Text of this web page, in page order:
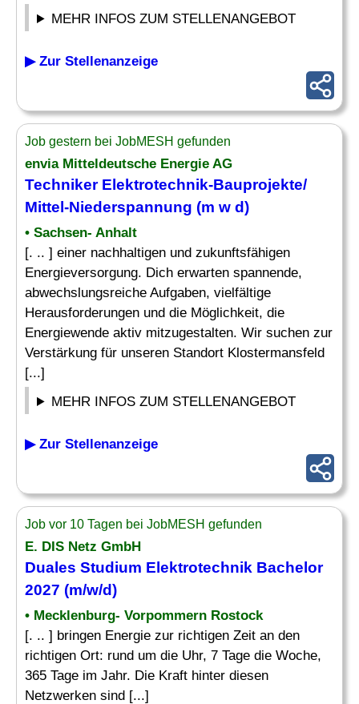
MEHR INFOS ZUM STELLENANGEBOT
▶ Zur Stellenanzeige
Job gestern bei JobMESH gefunden
envia Mitteldeutsche Energie AG
Techniker Elektrotechnik-Bauprojekte/
Mittel-Niederspannung (m w d)
• Sachsen- Anhalt
[. .. ] einer nachhaltigen und zukunftsfähigen
Energieversorgung. Dich erwarten spannende,
abwechslungsreiche Aufgaben, vielfältige
Herausforderungen und die Möglichkeit, die
Energiewende aktiv mitzugestalten. Wir suchen zur
Verstärkung für unseren Standort Klostermansfeld
[...]
MEHR INFOS ZUM STELLENANGEBOT
▶ Zur Stellenanzeige
Job vor 10 Tagen bei JobMESH gefunden
E. DIS Netz GmbH
Duales Studium Elektrotechnik Bachelor
2027 (m/w/d)
• Mecklenburg- Vorpommern Rostock
[. .. ] bringen Energie zur richtigen Zeit an den
richtigen Ort: rund um die Uhr, 7 Tage die Woche,
365 Tage im Jahr. Die Kraft hinter diesen
Netzwerken sind [...]